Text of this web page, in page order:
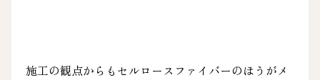
施工の観点からもセルロースファイバーのほうがメ